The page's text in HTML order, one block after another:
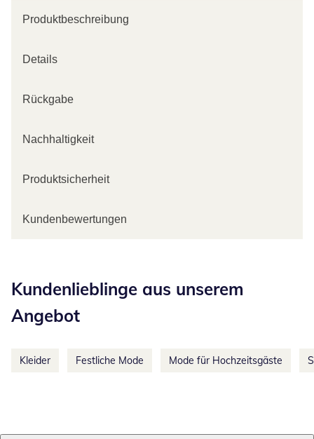
Produktbeschreibung
Details
Rückgabe
Nachhaltigkeit
Produktsicherheit
Kundenbewertungen
Kundenlieblinge aus unserem
Angebot
Kleider Festliche Mode Mode für Hochzeitsgäste